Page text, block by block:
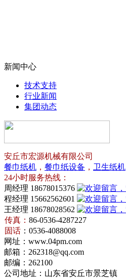
新闻中心
技术支持
行业新闻
集团动态
安丘市宏源机械有限公司
餐巾纸机 ， 餐巾纸设备 ， 卫生纸机
24小时服务热线：
周经理 18678015376
程经理 15662562601
王经理 18678028562
卫
生
纸
机
传真： 86-0536-4287227
餐
巾
纸
设
固话 ：0536-4088008
网址：www.04pm.com
邮箱：262318@qq.com
邮编：262100
公司地址：山东省安丘市景芝镇